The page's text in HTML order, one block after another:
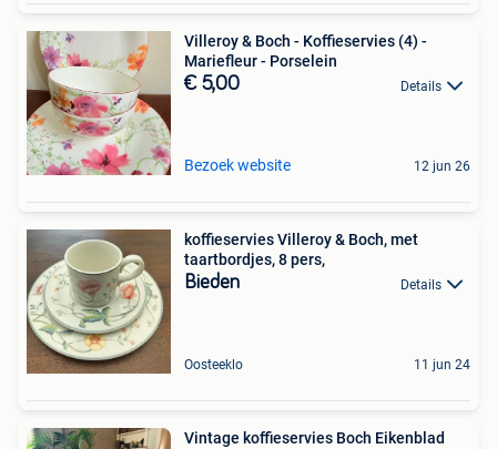
Villeroy & Boch - Koffieservies (4) -
Mariefleur - Porselein
€ 5,00 Details
Bezoek website 12 jun 26
koffieservies Villeroy & Boch, met
taartbordjes, 8 pers,
Bieden Details
Oosteeklo 11 jun 24
Vintage koffieservies Boch Eikenblad